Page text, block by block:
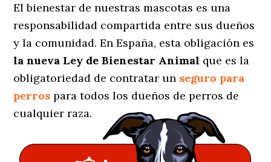
El bienestar de nuestras mascotas es una
responsabilidad compartida entre sus dueños
y la comunidad. En España, esta obligación es
la nueva Ley de Bienestar Animal que es la
obligatoriedad de contratar un seguro para
perros para todos los dueños de perros de
cualquier raza.